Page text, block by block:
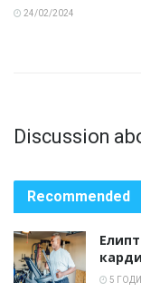
24/02/2024
Discussion
Recommended
5